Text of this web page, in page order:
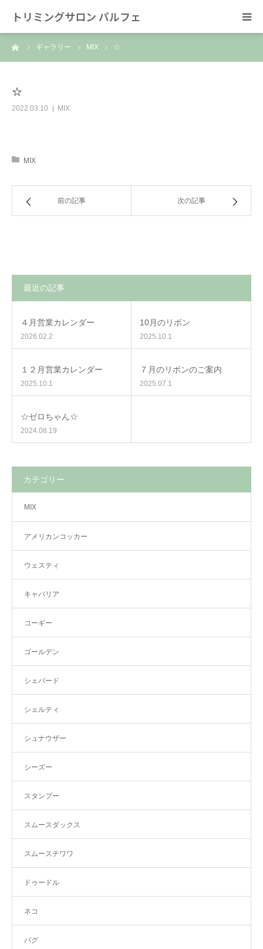
トリミングサロン パルフェ
ギャラリー MIX ☆
☆
2022.03.10 MIX
MIX
前の記事 次の記事
最近の記事
４月営業カレンダー
2026.02.2
10月のリボン
2025.10.1
１２月営業カレンダー
2025.10.1
７月のリボンのご案内
2025.07.1
☆ゼロちゃん☆
2024.08.19
カテゴリー
MIX
アメリカンコッカー
ウェスティ
キャバリア
コーギー
ゴールデン
シェパード
シェルティ
シュナウザー
シーズー
スタンプー
スムースダックス
スムースチワワ
ドゥードル
ネコ
パグ
HOME
SNS/リンク